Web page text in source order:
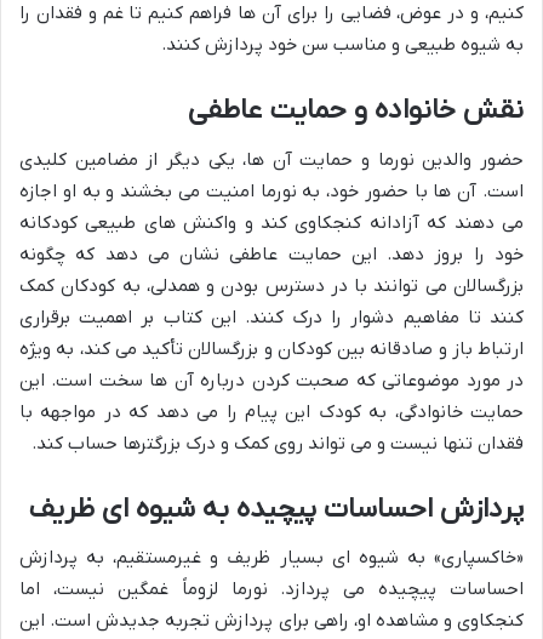
کنیم، و در عوض، فضایی را برای آن ها فراهم کنیم تا غم و فقدان را
به شیوه طبیعی و مناسب سن خود پردازش کنند.
نقش خانواده و حمایت عاطفی
حضور والدین نورما و حمایت آن ها، یکی دیگر از مضامین کلیدی
است. آن ها با حضور خود، به نورما امنیت می بخشند و به او اجازه
می دهند که آزادانه کنجکاوی کند و واکنش های طبیعی کودکانه
خود را بروز دهد. این حمایت عاطفی نشان می دهد که چگونه
بزرگسالان می توانند با در دسترس بودن و همدلی، به کودکان کمک
کنند تا مفاهیم دشوار را درک کنند. این کتاب بر اهمیت برقراری
ارتباط باز و صادقانه بین کودکان و بزرگسالان تأکید می کند، به ویژه
در مورد موضوعاتی که صحبت کردن درباره آن ها سخت است. این
حمایت خانوادگی، به کودک این پیام را می دهد که در مواجهه با
فقدان تنها نیست و می تواند روی کمک و درک بزرگترها حساب کند.
پردازش احساسات پیچیده به شیوه ای ظریف
«خاکسپاری» به شیوه ای بسیار ظریف و غیرمستقیم، به پردازش
احساسات پیچیده می پردازد. نورما لزوماً غمگین نیست، اما
کنجکاوی و مشاهده او، راهی برای پردازش تجربه جدیدش است. این